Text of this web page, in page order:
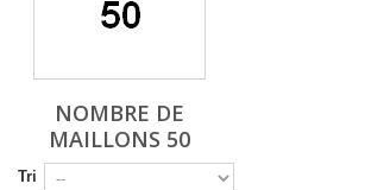
NOMBRE DE
MAILLONS 50
Tri